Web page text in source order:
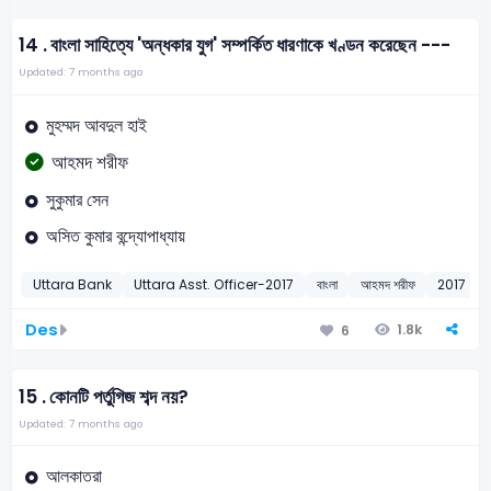
14 .বাংলা সাহিত্যে 'অন্ধকার যুগ' সম্পর্কিত ধারণাকে খণ্ডন করেছেন ---
Updated: 7 months ago
মুহম্মদ আবদুল হাই
আহমদ শরীফ
সুকুমার সেন
অসিত কুমার বন্দ্যোপাধ্যায়
Uttara Bank Uttara Asst. Officer-2017 বাংলা আহমদ শরীফ 2017
Des 6 1.8k
15 .কোনটি পর্তুগিজ শব্দ নয়?
Updated: 7 months ago
আলকাতরা